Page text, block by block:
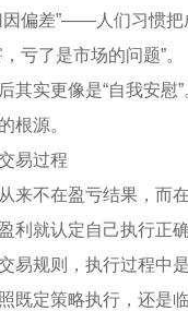
因偏差”——人们习惯
亏了是市场的问题”。
其实更像是“自我安
根源。
易过程
来不在盈亏结果，而在
利就认定自己执行正
易规则，执行过程中
既定策略执行，还是